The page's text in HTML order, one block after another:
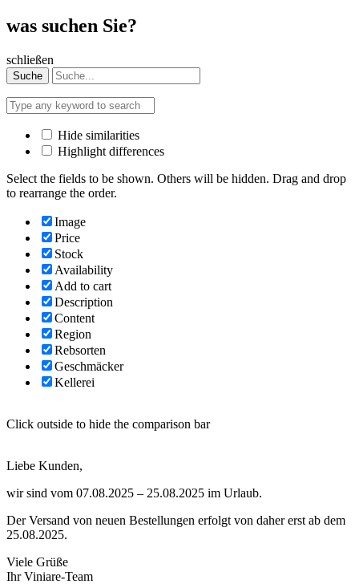
was suchen Sie?
schließen
Suche
Hide similarities
Highlight differences
Select the fields to be shown. Others will be hidden. Drag and drop
to rearrange the order.
Image
Price
Stock
Availability
Add to cart
Description
Content
Region
Rebsorten
Geschmäcker
Kellerei
Click outside to hide the comparison bar
Liebe Kunden,
wir sind vom 07.08.2025 – 25.08.2025 im Urlaub.
Der Versand von neuen Bestellungen erfolgt von daher erst ab dem
25.08.2025.
Viele Grüße
Ihr Viniare-Team